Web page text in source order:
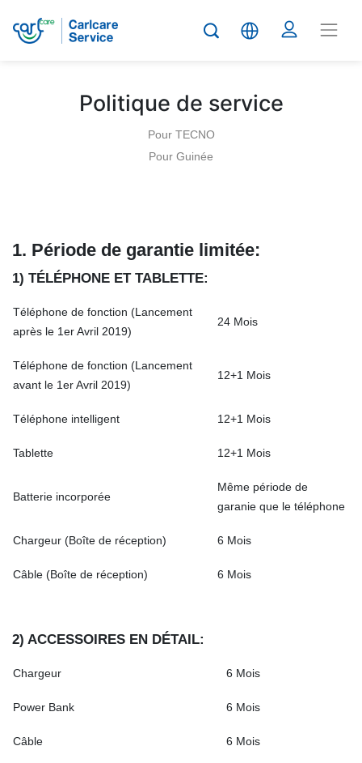
Politique de service
Pour TECNO
Pour Guinée
1. Période de garantie limitée:
1) TÉLÉPHONE ET TABLETTE:
Téléphone de fonction (Lancement
après le 1er Avril 2019)
24 Mois
Téléphone de fonction (Lancement
avant le 1er Avril 2019)
12+1 Mois
Téléphone intelligent 12+1 Mois
Tablette 12+1 Mois
Batterie incorporée
Même période de
garanie que le téléphone
Chargeur (Boîte de réception) 6 Mois
Câble (Boîte de réception) 6 Mois
2) ACCESSOIRES EN DÉTAIL:
Chargeur 6 Mois
Power Bank 6 Mois
Câble 6 Mois